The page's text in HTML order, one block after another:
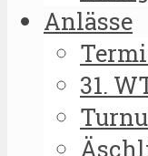
Anlässe
31.